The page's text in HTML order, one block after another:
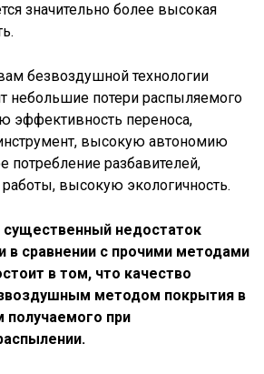
значительно более высокая
безвоздушной технологии
небольшие потери распыляемого
эффективность переноса,
высокую автономию
потребление разбавителей,
высокую экологичность.
недостаток
в сравнении с прочими методами
в том, что качество
методом покрытия в
получаемого при